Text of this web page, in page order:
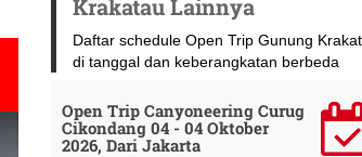
Krakatau Lainnya
Daftar schedule Open Trip Gunung
di tanggal dan keberangkatan berbeda
Open Trip Canyoneering Curug
Cikondang 04 - 04 Oktober
2026, Dari Jakarta